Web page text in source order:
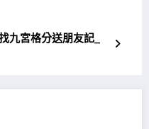
九宮格分送朋友記_